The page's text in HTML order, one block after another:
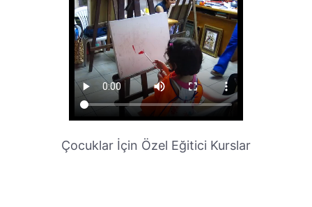
Çocuklar İçin Özel Eğitici Kurslar